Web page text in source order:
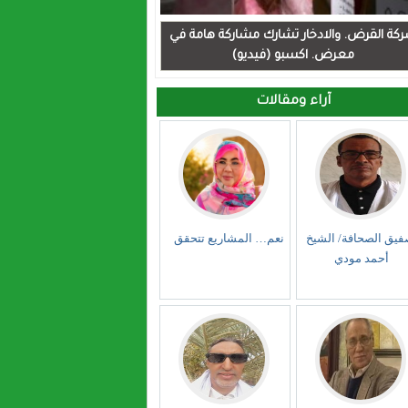
القرض. والادخار تشارك مشاركة هامة في
معرض. اكسبو (فيديو)
آراء ومقالات
الصحافة/ الشيخ
أحمد مودي
نعم… المشاريع تتحقق